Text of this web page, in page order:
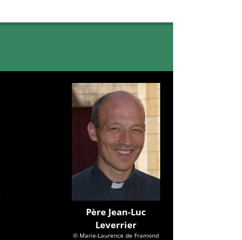
Père Jean-Luc
Leverrier
© Marie-Laurence de Framond